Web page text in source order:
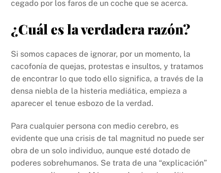
cegado por los faros de un coche que se acerca.
¿Cuál es la verdadera razón?
Si somos capaces de ignorar, por un momento, la
cacofonía de quejas, protestas e insultos, y tratamos
de encontrar lo que todo ello significa, a través de la
densa niebla de la histeria mediática, empieza a
aparecer el tenue esbozo de la verdad.
Para cualquier persona con medio cerebro, es
evidente que una crisis de tal magnitud no puede ser
obra de un solo individuo, aunque esté dotado de
poderes sobrehumanos. Se trata de una “explicación”